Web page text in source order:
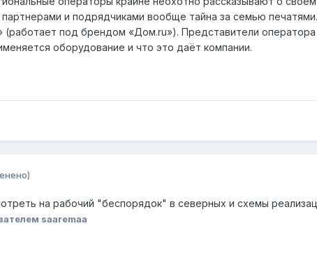
и подрядчиками вообще тайна за семью
под брендом «Дом.ru»). Представители оператора
оборудование и что это даёт компании.
на рабочий "беспорядок" в северных и схемы
saaremaa